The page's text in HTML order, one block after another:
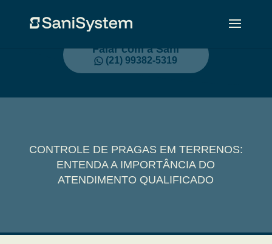
Falar com a Sani
(21) 99382-5319
CONTROLE DE PRAGAS EM TERRENOS:
ENTENDA A IMPORTÂNCIA DO
ATENDIMENTO QUALIFICADO